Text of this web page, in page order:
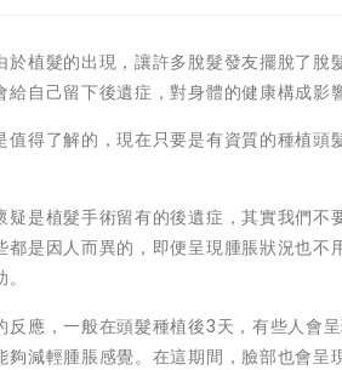
植髮的出現，讓許多脫髮發友擺脫了脫
自己留下後遺症，對身體的健康構成影響
得了解的，現在只要是有資質的種植頭
是植髮手術留有的後遺症，其實我們不
是因人而異的，即便呈現腫脹狀況也不
應，一般在頭髮種植後3天，有些人會
減輕腫脹感覺。在這期間，臉部也會呈